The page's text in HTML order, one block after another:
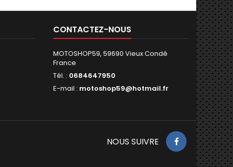
CONTACTEZ-NOUS
MOTOSHOP59, 59690 Vieux Condé
France
Tél. : 0684647950
E-mail : motoshop59@hotmail.fr
NOUS SUIVRE